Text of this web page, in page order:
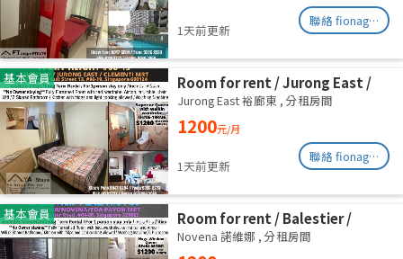
1天前更新
聯絡 fionag@transinex.com.sg
基本會員
Room for rent / Jurong East /
Common room / 1pax stay /
Available 2 Sept
Jurong East 裕廊東 , 分租房間
1200元/月
1天前更新
聯絡 fionag@transinex.com.sg
基本會員
Room for rent / Balestier /
Common room / 1pax stay /
Available Immediately
Novena 諾維娜 , 分租房間